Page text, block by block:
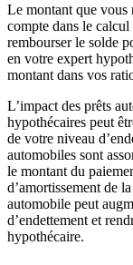
Le montant que vous
compte dans le
rembourser le solde
en votre expert
montant dans vos
L’impact des prêts
hypothécaires peut
de votre niveau
automobiles sont
le montant du
d’amortissement de
automobile peut
d’endettement et
hypothécaire.